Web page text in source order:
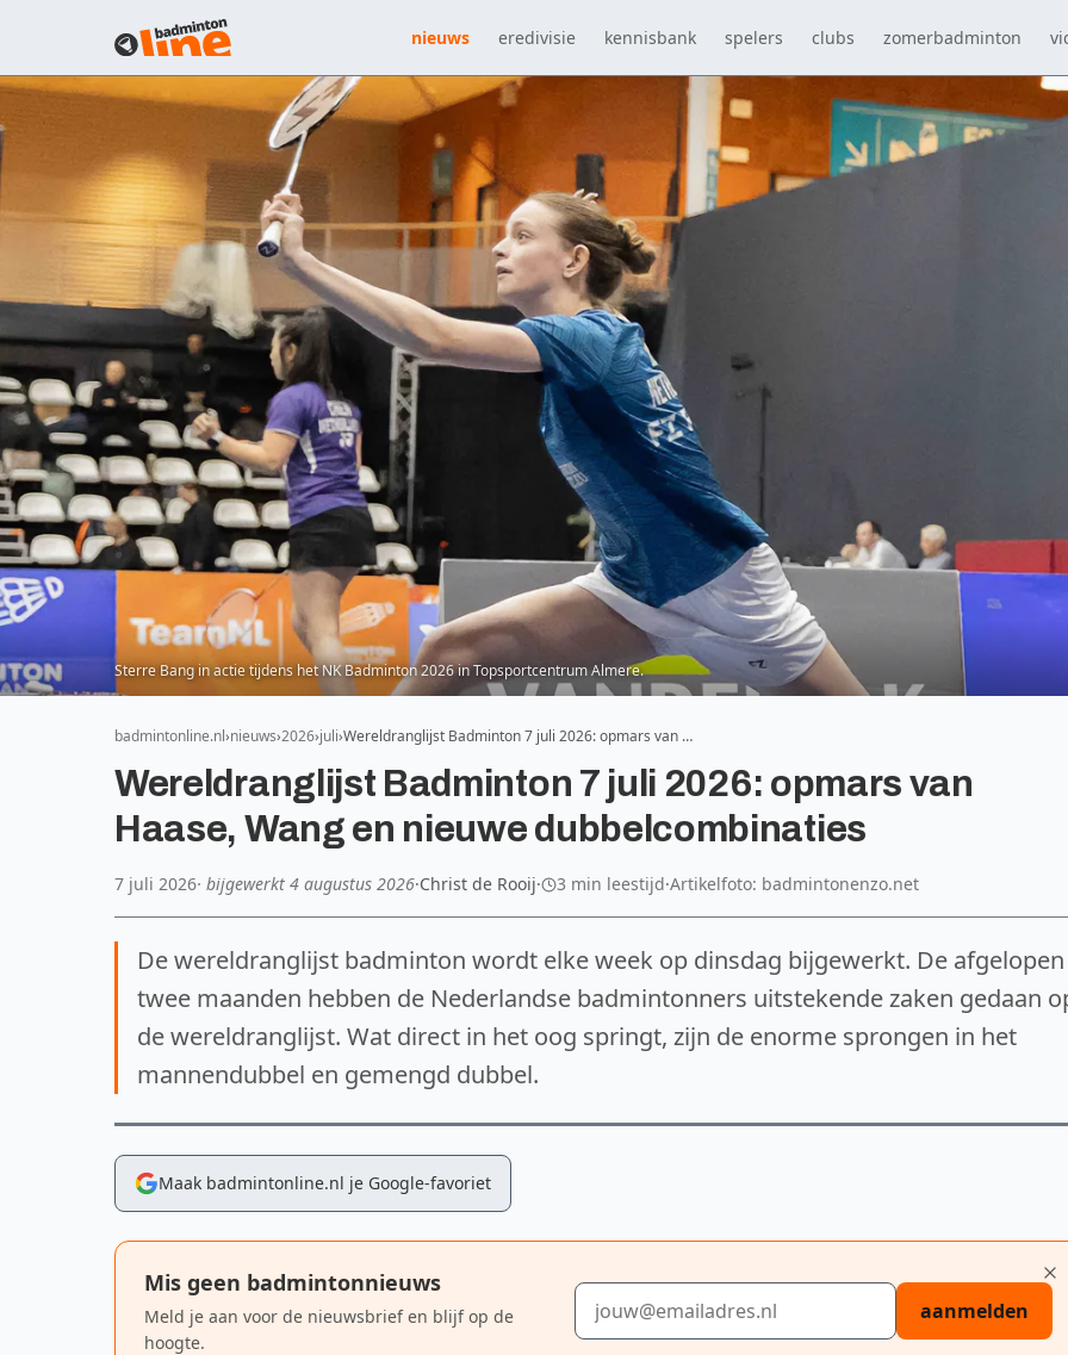
nieuws eredivisie kennisbank spelers clubs zomerbadminton
Sterre Bang in actie tijdens het NK Badminton 2026 in Topsportcentrum Almere.
badmintonline.nl nieuws 2026 juli Wereldranglijst Badminton 7 juli 2026: opmars van …
Wereldranglijst Badminton 7 juli 2026: opmars van
Haase, Wang en nieuwe dubbelcombinaties
7 juli 2026· bijgewerkt 4 augustus 2026·Christ de Rooij· 3 min leestijd·Artikelfoto: badmintonenzo.net
De wereldranglijst badminton wordt elke week op dinsdag bijgewerkt. De afgelopen
twee maanden hebben de Nederlandse badmintonners uitstekende zaken gedaan
de wereldranglijst. Wat direct in het oog springt, zijn de enorme sprongen in het
mannendubbel en gemengd dubbel.
Maak badmintonline.nl je Google-favoriet
Mis geen badmintonnieuws
Meld je aan voor de nieuwsbrief en blijf op de
hoogte.
E-mailadres
aanmelden